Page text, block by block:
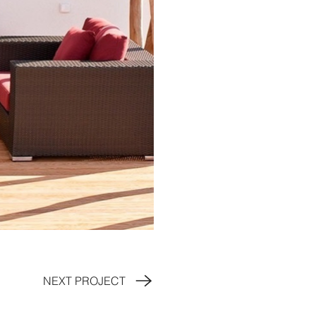
NEXT PROJECT